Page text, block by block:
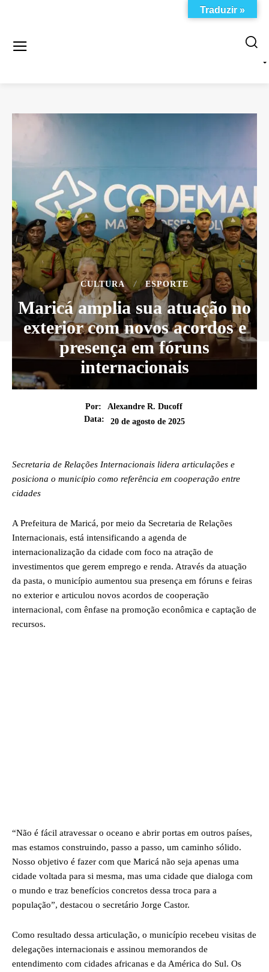
CULTURA ESPORTE
Maricá amplia sua atuação no
exterior com novos acordos e
presença em fóruns
internacionais
Por:
Alexandre R. Ducoff
Data:
20 de agosto de 2025
Secretaria de Relações Internacionais lidera articulações e
posiciona o município como referência em cooperação entre
cidades
A Prefeitura de Maricá, por meio da Secretaria de Relações
Internacionais, está intensificando a agenda de
internacionalização da cidade com foco na atração de
investimentos que gerem emprego e renda. Através da atuação
da pasta, o município aumentou sua presença em fóruns e feiras
no exterior e articulou novos acordos de cooperação
internacional, com ênfase na promoção econômica e captação de
recursos.
“Não é fácil atravessar o oceano e abrir portas em outros países,
mas estamos construindo, passo a passo, um caminho sólido.
Nosso objetivo é fazer com que Maricá não seja apenas uma
cidade voltada para si mesma, mas uma cidade que dialoga com
o mundo e traz benefícios concretos dessa troca para a
população”, destacou o secretário Jorge Castor.
Como resultado dessa articulação, o município recebeu visitas de
delegações internacionais e assinou memorandos de
entendimento com cidades africanas e da América do Sul. Os
Traduzir »